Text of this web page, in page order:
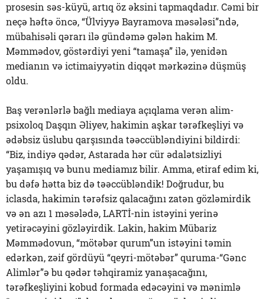
prosesin səs-küyü, artıq öz əksini tapmaqdadır. Cəmi bir
neçə həftə öncə, “Ülviyyə Bayramova məsələsi”ndə,
mübahisəli qərarı ilə gündəmə gələn hakim M.
Məmmədov, göstərdiyi yeni “tamaşa” ilə, yenidən
medianın və ictimaiyyətin diqqət mərkəzinə düşmüş
oldu.
Baş verənlərlə bağlı mediaya açıqlama verən alim-
psixoloq Daşqın Əliyev, hakimin aşkar tərəfkeşliyi və
ədəbsiz üslubu qarşısında təəccübləndiyini bildirdi:
“Biz, indiyə qədər, Astarada hər cür ədalətsizliyi
yaşamışıq və bunu mediamız bilir. Amma, etiraf edim ki,
bu dəfə hətta biz də təəccübləndik! Doğrudur, bu
iclasda, hakimin tərəfsiz qalacağını zatən gözləmirdik
və ən azı 1 məsələdə, LARTİ-nin istəyini yerinə
yetirəcəyini gözləyirdik. Lakin, hakim Mübariz
Məmmədovun, “mötəbər qurum”un istəyini təmin
edərkən, zəif gördüyü “qeyri-mötəbər” quruma-“Gənc
Alimlər”ə bu qədər təhqiramiz yanaşacağını,
tərəfkeşliyini kobud formada edəcəyini və mənimlə